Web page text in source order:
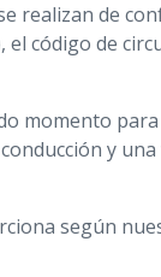
realizan de
el código de
momento
y
según